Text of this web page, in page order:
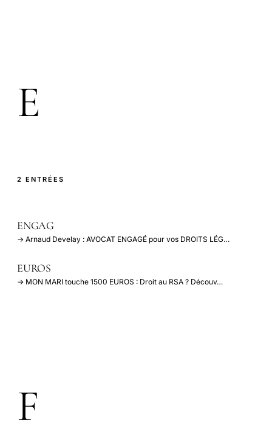
E
2 ENTRÉES
ENGAG
→ Arnaud Develay : AVOCAT ENGAGÉ pour vos DROITS LÉG…
EUROS
→ MON MARI touche 1500 EUROS : Droit au RSA ? Découv…
F